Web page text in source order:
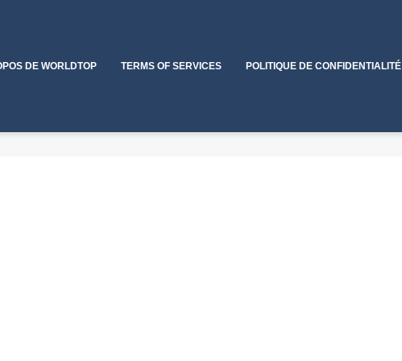
DE WORLDTOP TERMS OF SERVICES POLITIQUE DE CONFIDENTIALITÉ